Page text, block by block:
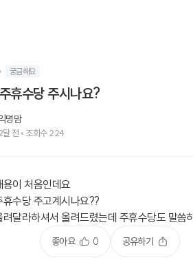
궁금해요
휴수당 주시나요?
명맘
달 전 • 조회수224
용이 처음인데요
휴수당 주고계시나요??
려달라하셔서 올려드렸는데 주휴수당도 말씀
좋아요 0 공유하기